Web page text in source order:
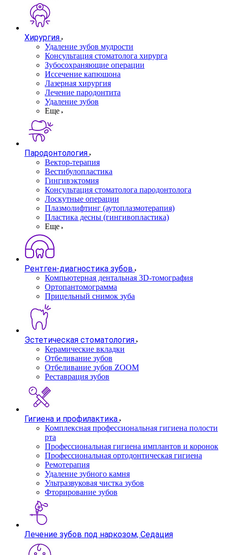
Хирургия
Удаление зубов мудрости
Консультация стоматолога хирурга
Зубосохраняющие операции
Иссечение капюшона
Лазерная хирургия
Лечение пародонтита
Удаление зубов
Еще
Пародонтология
Вектор-терапия
Вестибулопластика
Гингивэктомия
Консультация стоматолога пародонтолога
Лоскутные операции
Плазмолифтинг (аутоплазмотерапия)
Пластика десны (гингивопластика)
Еще
Рентген-диагностика зубов
Компьютерная дентальная 3D-томография
Ортопантомограмма
Прицельный снимок зуба
Эстетическая стоматология
Керамические вкладки
Отбеливание зубов
Отбеливание зубов ZOOM
Реставрация зубов
Гигиена и профилактика
Комплексная профессиональная гигиена полости
рта
Профессиональная гигиена имплантов и коронок
Профессиональная ортодонтическая гигиена
Ремотерапия
Удаление зубного камня
Ультразвуковая чистка зубов
Фторирование зубов
Лечение зубов под наркозом, Седация